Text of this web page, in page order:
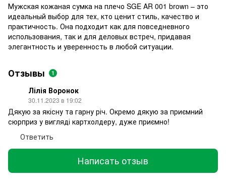
Мужская кожаная сумка на плечо SGE AR 001 brown – это
идеальный выбор для тех, кто ценит стиль, качество и
практичность. Она подходит как для повседневного
использования, так и для деловых встреч, придавая
элегантность и уверенность в любой ситуации.
Отзывы 1
Лілія Воронок
30.11.2023 в 19:02
Дякую за якісну та гарну річ. Окремо дякую за приємний
сюрприз у вигляді картхолдеру, дуже приємно!
Ответить
Написать отзыв